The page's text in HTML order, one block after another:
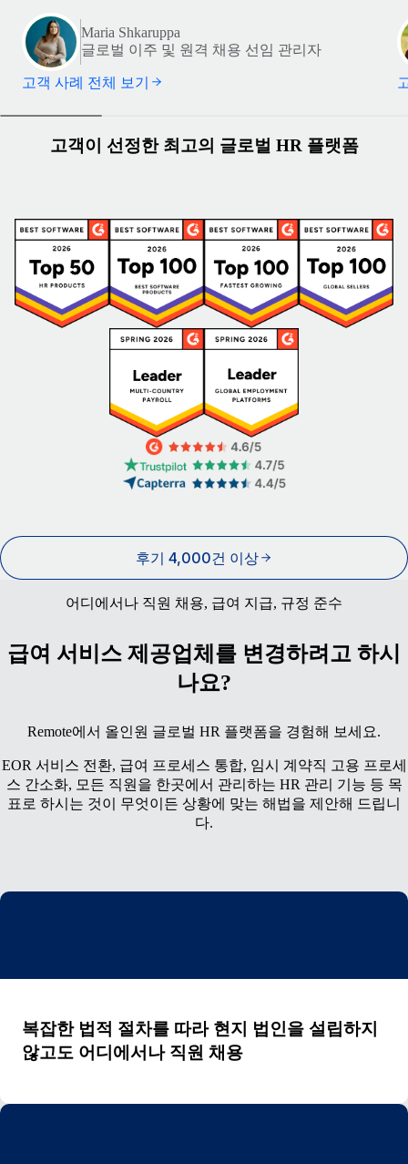
Maria Shkaruppa
글로벌 이주 및 원격 채용 선임 관리자
고객 사례 전체 보기
고객이 선정한 최고의 글로벌 HR 플랫폼
후기 4,000건 이상
어디에서나 직원 채용, 급여 지급, 규정 준수
급여 서비스 제공업체를 변경하려고 하시
나요?
Remote에서 올인원 글로벌 HR 플랫폼을 경험해 보세요.
EOR 서비스 전환, 급여 프로세스 통합, 임시 계약직 고용 프로세
스 간소화, 모든 직원을 한곳에서 관리하는 HR 관리 기능 등 목
표로 하시는 것이 무엇이든 상황에 맞는 해법을 제안해 드립니
다.
복잡한 법적 절차를 따라 현지 법인을 설립하지
않고도 어디에서나 직원 채용